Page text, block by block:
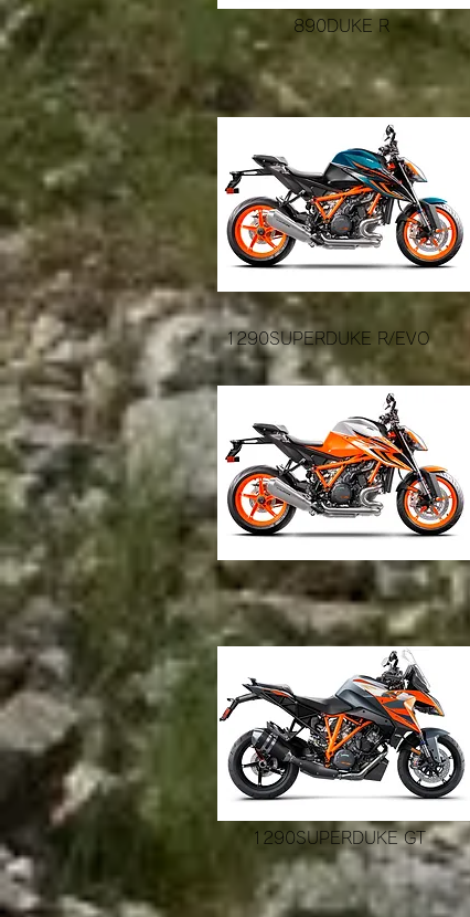
890DUKE R
1290SUPERDUKE R/EVO
1290SUPERDUKE GT